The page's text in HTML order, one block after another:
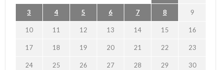
3 4 5 6 7 8 9
10 11 12 13 14 15 16
17 18 19 20 21 22 23
24 25 26 27 28 29 30